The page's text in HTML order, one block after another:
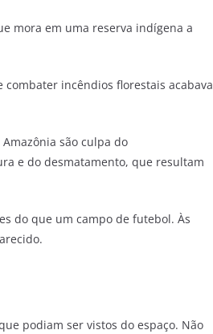
mora em uma reserva indígena a
incêndios florestais acabava
são culpa do
e do desmatamento, que resultam
do que um campo de futebol. Às
podiam ser vistos do espaço. Não